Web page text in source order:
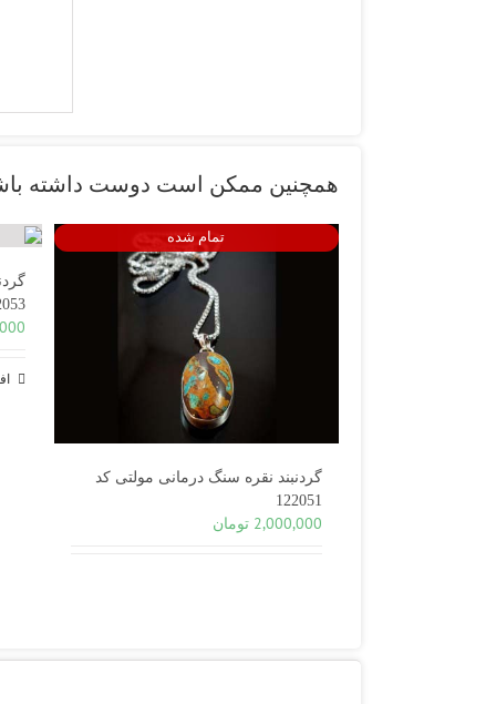
همچنین ممکن است دوست داشته
تمام شده
گردنبند نقره سنگ درمانی مولتی کد
122051
2,000,000 تومان